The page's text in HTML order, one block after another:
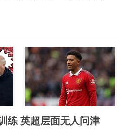
练 英超层面无人问津